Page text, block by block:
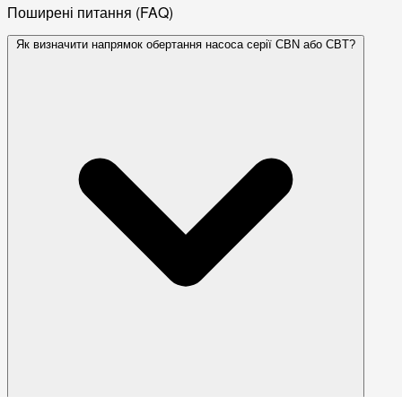
Поширені питання (FAQ)
Як визначити напрямок обертання насоса серії CBN або CBT?